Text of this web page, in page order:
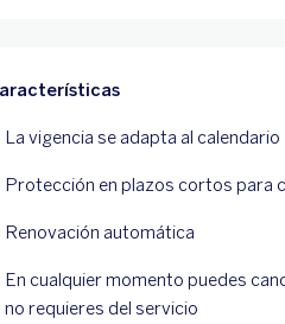
La vigencia se adapta al
Protección en plazos cortos para
Renovación automática
En cualquier momento puedes
no requieres del servicio